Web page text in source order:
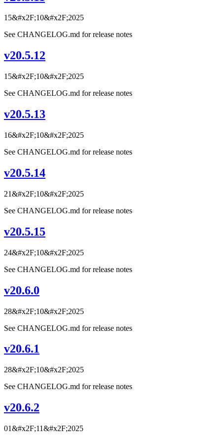
15&#x2F;10&#x2F;2025
See CHANGELOG.md for release notes
v20.5.12
15&#x2F;10&#x2F;2025
See CHANGELOG.md for release notes
v20.5.13
16&#x2F;10&#x2F;2025
See CHANGELOG.md for release notes
v20.5.14
21&#x2F;10&#x2F;2025
See CHANGELOG.md for release notes
v20.5.15
24&#x2F;10&#x2F;2025
See CHANGELOG.md for release notes
v20.6.0
28&#x2F;10&#x2F;2025
See CHANGELOG.md for release notes
v20.6.1
28&#x2F;10&#x2F;2025
See CHANGELOG.md for release notes
v20.6.2
01&#x2F;11&#x2F;2025